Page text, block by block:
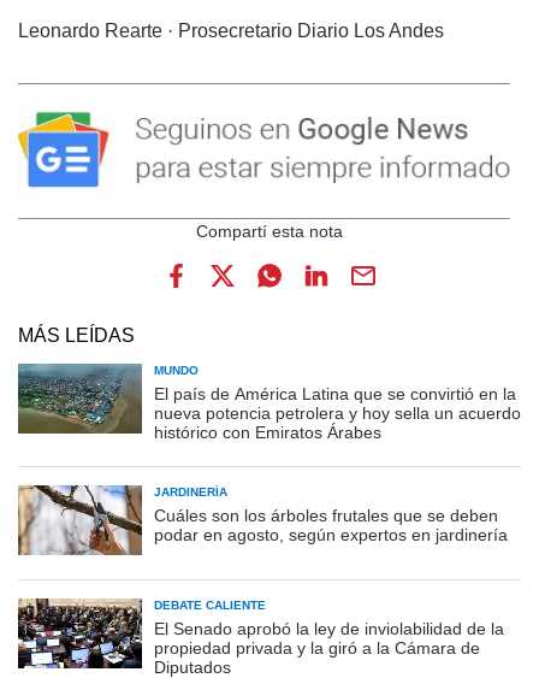
Leonardo Rearte · Prosecretario Diario Los Andes
MÁS LEÍDAS
MUNDO
El país de América Latina que se convirtió en la
nueva potencia petrolera y hoy sella un acuerdo
histórico con Emiratos Árabes
JARDINERÍA
Cuáles son los árboles frutales que se deben
podar en agosto, según expertos en jardinería
DEBATE CALIENTE
El Senado aprobó la ley de inviolabilidad de la
propiedad privada y la giró a la Cámara de
Diputados